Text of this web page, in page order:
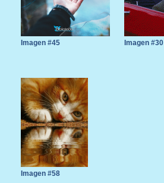
Imagen #45 Imagen #30
Imagen #58